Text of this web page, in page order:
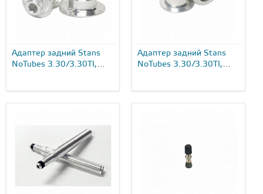
Адаптер задний Stans
NoTubes 3.30/3.30TI,
Адаптер задний Stans
NoTubes 3.30/3.30TI,